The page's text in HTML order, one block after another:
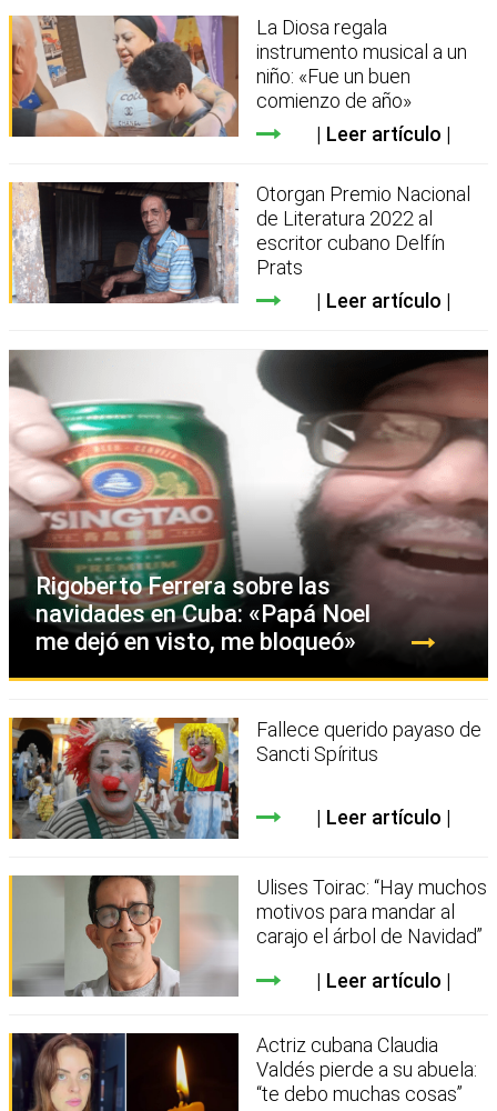
La Diosa regala
instrumento musical a un
niño: «Fue un buen
comienzo de año»
Leer artículo
Otorgan Premio Nacional
de Literatura 2022 al
escritor cubano Delfín
Prats
Leer artículo
Rigoberto Ferrera sobre las
navidades en Cuba: «Papá Noel
me dejó en visto, me bloqueó»
Fallece querido payaso de
Sancti Spíritus
Leer artículo
Ulises Toirac: “Hay muchos
motivos para mandar al
carajo el árbol de Navidad”
Leer artículo
Actriz cubana Claudia
Valdés pierde a su abuela:
“te debo muchas cosas”